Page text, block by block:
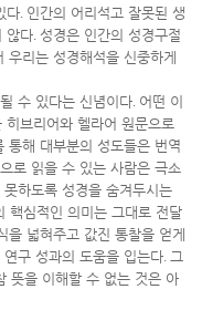
다. 인간의 어리석고 잘못된 생
않다. 성경은 인간의 성경구절
우리는 성경해석을 신중하게
수 있다는 신념이다. 어떤 이
브리어와 헬라어 원문으로
통해 대부분의 성도들은 번역
로 읽을 수 있는 사람은 극소
하도록 성경을 숨겨두시는
핵심적인 의미는 그대로 전달
넓혀주고 값진 통찰을 얻게
구 성과의 도움을 입는다. 그
뜻을 이해할 수 없는 것은 아